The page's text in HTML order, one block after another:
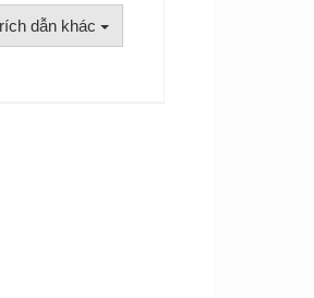
dẫn khác